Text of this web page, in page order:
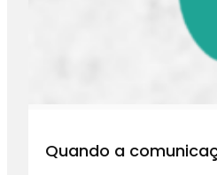
Quando a